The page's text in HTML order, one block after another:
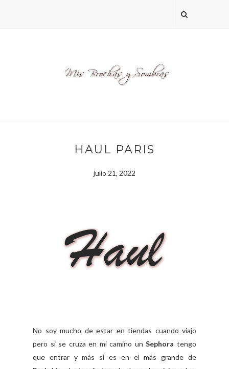
HAUL PARIS
julio 21, 2022
No soy mucho de estar en tiendas cuando viajo
pero si se cruza en mi camino un Sephoratengo
que entrar y más si es en el más grande de